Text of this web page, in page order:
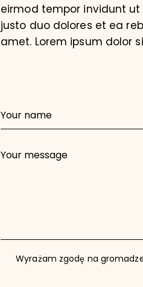
eirmod tempor invidunt
justo duo dolores et ea
amet. Lorem ipsum dolor
Wyrażam zgodę na